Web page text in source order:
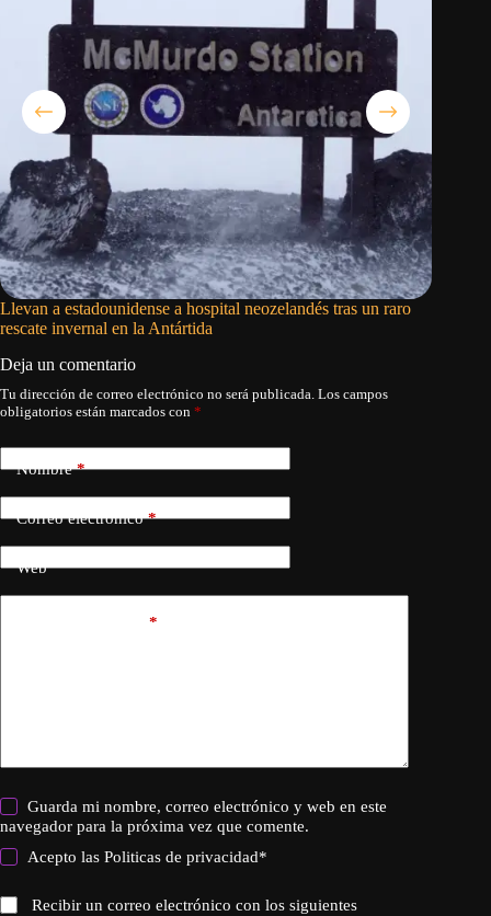
Llevan a estadounidense a hospital neozelandés tras un raro
rescate invernal en la Antártida
Deja un comentario
Tu dirección de correo electrónico no será publicada. Los campos
obligatorios están marcados con *
Nombre*
Correo electrónico*
Web
*
Guarda mi nombre, correo electrónico y web en este
navegador para la próxima vez que comente.
Acepto lasPoliticas de privacidad*
Recibir un correo electrónico con los siguientes